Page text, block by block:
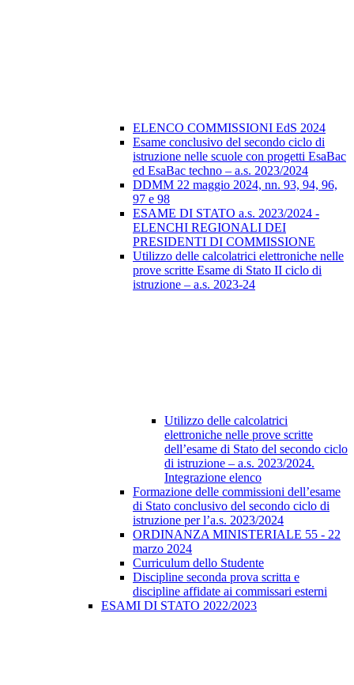
ELENCO COMMISSIONI EdS 2024
Esame conclusivo del secondo ciclo di
istruzione nelle scuole con progetti EsaBac
ed EsaBac techno – a.s. 2023/2024
DDMM 22 maggio 2024, nn. 93, 94, 96,
97 e 98
ESAME DI STATO a.s. 2023/2024 -
ELENCHI REGIONALI DEI
PRESIDENTI DI COMMISSIONE
Utilizzo delle calcolatrici elettroniche nelle
prove scritte Esame di Stato II ciclo di
istruzione – a.s. 2023-24
Utilizzo delle calcolatrici
elettroniche nelle prove scritte
dell’esame di Stato del secondo ciclo
di istruzione – a.s. 2023/2024.
Integrazione elenco
Formazione delle commissioni dell’esame
di Stato conclusivo del secondo ciclo di
istruzione per l’a.s. 2023/2024
ORDINANZA MINISTERIALE 55 - 22
marzo 2024
Curriculum dello Studente
Discipline seconda prova scritta e
discipline affidate ai commissari esterni
ESAMI DI STATO 2022/2023